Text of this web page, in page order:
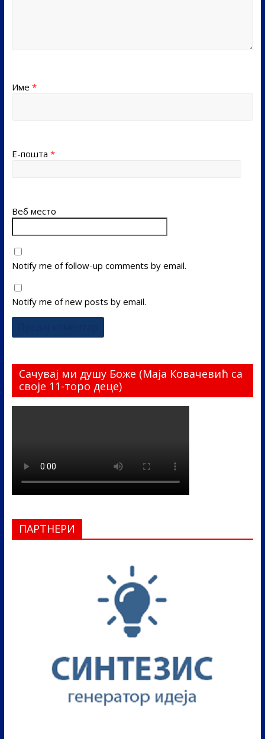
Име *
Е-пошта *
Веб место
Notify me of follow-up comments by email.
Notify me of new posts by email.
Сачувај ми душу Боже (Маја Ковачевић са
своје 11-торо деце)
ПАРТНЕРИ